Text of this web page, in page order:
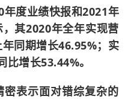
度业绩快报和2021年
其2020年全年实现营
同期增长46.95%；实
增长53.44%。
表示面对错综复杂的